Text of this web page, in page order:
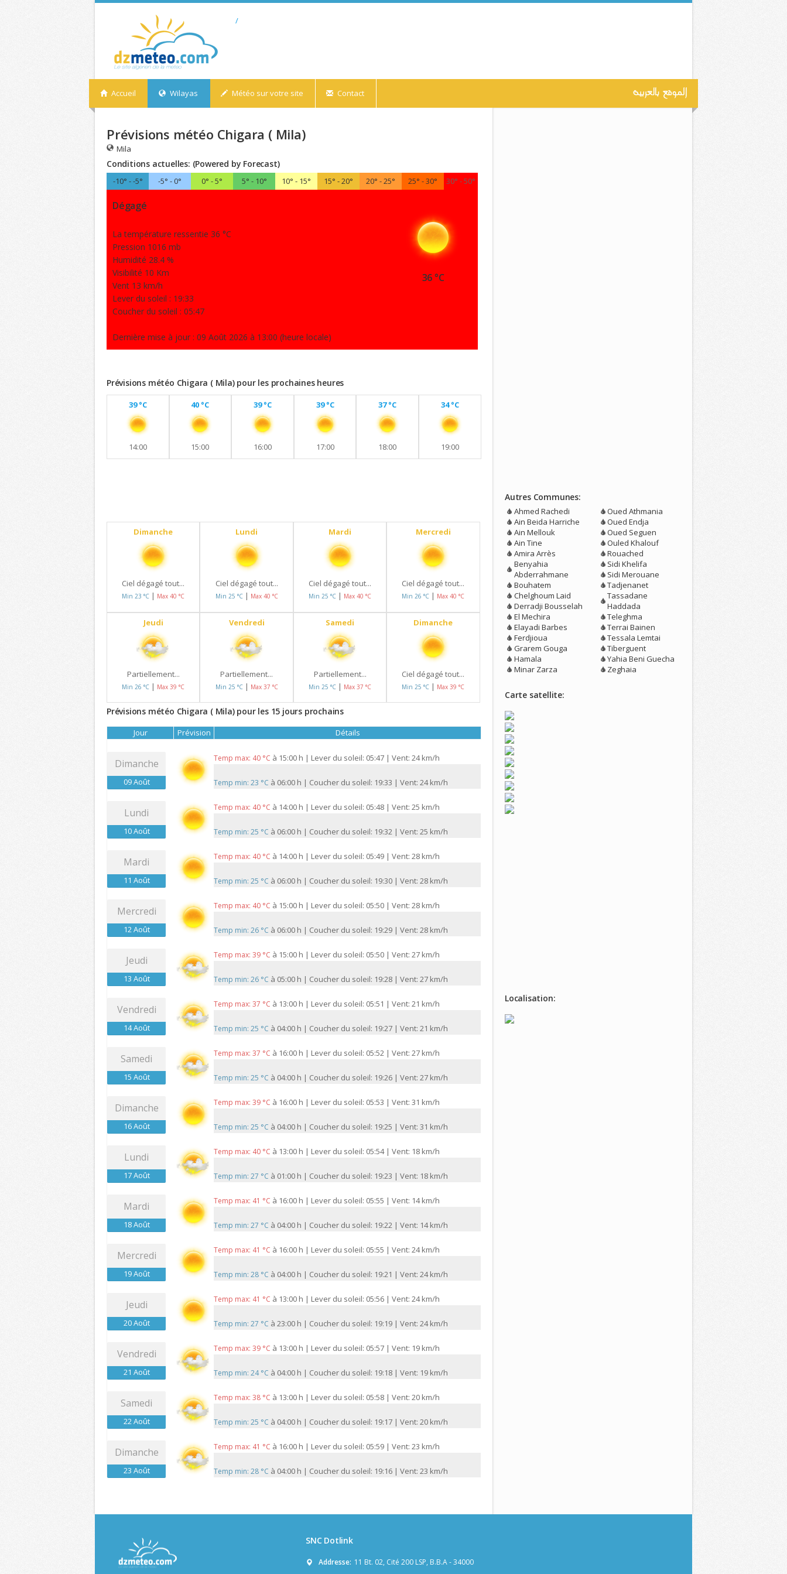
/
Accueil Wilayas Météo sur votre site Contact
Prévisions météo Chigara ( Mila)
Mila
Conditions actuelles: (Powered by Forecast)
-10° - -5° -5° - 0° 0° - 5° 5° - 10° 10° - 15° 15° - 20° 20° - 25° 25° - 30° 30° - 50°
Dégagé
La température ressentie 36 °C
Pression 1016 mb
Humidité 28.4 %
Visibilité 10 Km
Vent 13 km/h
Lever du soleil : 19:33
Coucher du soleil : 05:47
Dernière mise à jour : 09 Août 2026 à 13:00 (heure locale)
36 °C
Prévisions météo Chigara ( Mila) pour les prochaines heures
39 °C
14:00
40 °C
15:00
39 °C
16:00
39 °C
17:00
37 °C
18:00
34 °C
19:00
Dimanche
Ciel dégagé tout...
Min 23 °C | Max 40 °C
Lundi
Ciel dégagé tout...
Min 25 °C | Max 40 °C
Mardi
Ciel dégagé tout...
Min 25 °C | Max 40 °C
Mercredi
Ciel dégagé tout...
Min 26 °C | Max 40 °C
Jeudi
Partiellement...
Min 26 °C | Max 39 °C
Vendredi
Partiellement...
Min 25 °C | Max 37 °C
Samedi
Partiellement...
Min 25 °C | Max 37 °C
Dimanche
Ciel dégagé tout...
Min 25 °C | Max 39 °C
Prévisions météo Chigara ( Mila) pour les 15 jours prochains
Jour Prévision Détails
Dimanche
09 Août
Temp max: 40 °C à 15:00 h | Lever du soleil: 05:47 | Vent: 24 km/h
Temp min: 23 °C à 06:00 h | Coucher du soleil: 19:33 | Vent: 24 km/h
Lundi
10 Août
Temp max: 40 °C à 14:00 h | Lever du soleil: 05:48 | Vent: 25 km/h
Temp min: 25 °C à 06:00 h | Coucher du soleil: 19:32 | Vent: 25 km/h
Mardi
11 Août
Temp max: 40 °C à 14:00 h | Lever du soleil: 05:49 | Vent: 28 km/h
Temp min: 25 °C à 06:00 h | Coucher du soleil: 19:30 | Vent: 28 km/h
Mercredi
12 Août
Temp max: 40 °C à 15:00 h | Lever du soleil: 05:50 | Vent: 28 km/h
Temp min: 26 °C à 06:00 h | Coucher du soleil: 19:29 | Vent: 28 km/h
Jeudi
13 Août
Temp max: 39 °C à 15:00 h | Lever du soleil: 05:50 | Vent: 27 km/h
Temp min: 26 °C à 05:00 h | Coucher du soleil: 19:28 | Vent: 27 km/h
Vendredi
14 Août
Temp max: 37 °C à 13:00 h | Lever du soleil: 05:51 | Vent: 21 km/h
Temp min: 25 °C à 04:00 h | Coucher du soleil: 19:27 | Vent: 21 km/h
Samedi
15 Août
Temp max: 37 °C à 16:00 h | Lever du soleil: 05:52 | Vent: 27 km/h
Temp min: 25 °C à 04:00 h | Coucher du soleil: 19:26 | Vent: 27 km/h
Dimanche
16 Août
Temp max: 39 °C à 16:00 h | Lever du soleil: 05:53 | Vent: 31 km/h
Temp min: 25 °C à 04:00 h | Coucher du soleil: 19:25 | Vent: 31 km/h
Lundi
17 Août
Temp max: 40 °C à 13:00 h | Lever du soleil: 05:54 | Vent: 18 km/h
Temp min: 27 °C à 01:00 h | Coucher du soleil: 19:23 | Vent: 18 km/h
Mardi
18 Août
Temp max: 41 °C à 16:00 h | Lever du soleil: 05:55 | Vent: 14 km/h
Temp min: 27 °C à 04:00 h | Coucher du soleil: 19:22 | Vent: 14 km/h
Mercredi
19 Août
Temp max: 41 °C à 16:00 h | Lever du soleil: 05:55 | Vent: 24 km/h
Temp min: 28 °C à 04:00 h | Coucher du soleil: 19:21 | Vent: 24 km/h
Jeudi
20 Août
Temp max: 41 °C à 13:00 h | Lever du soleil: 05:56 | Vent: 24 km/h
Temp min: 27 °C à 23:00 h | Coucher du soleil: 19:19 | Vent: 24 km/h
Vendredi
21 Août
Temp max: 39 °C à 13:00 h | Lever du soleil: 05:57 | Vent: 19 km/h
Temp min: 24 °C à 04:00 h | Coucher du soleil: 19:18 | Vent: 19 km/h
Samedi
22 Août
Temp max: 38 °C à 13:00 h | Lever du soleil: 05:58 | Vent: 20 km/h
Temp min: 25 °C à 04:00 h | Coucher du soleil: 19:17 | Vent: 20 km/h
Dimanche
23 Août
Temp max: 41 °C à 16:00 h | Lever du soleil: 05:59 | Vent: 23 km/h
Temp min: 28 °C à 04:00 h | Coucher du soleil: 19:16 | Vent: 23 km/h
Autres Communes:
Ahmed Rachedi
Ain Beida Harriche
Ain Mellouk
Ain Tine
Amira Arrès
Benyahia
Abderrahmane
Bouhatem
Chelghoum Laid
Derradji Bousselah
El Mechira
Elayadi Barbes
Ferdjioua
Grarem Gouga
Hamala
Minar Zarza
Oued Athmania
Oued Endja
Oued Seguen
Ouled Khalouf
Rouached
Sidi Khelifa
Sidi Merouane
Tadjenanet
Tassadane
Haddada
Teleghma
Terrai Bainen
Tessala Lemtai
Tiberguent
Yahia Beni Guecha
Zeghaia
Carte satellite:
Localisation:
SNC Dotlink
Addresse: 11 Bt. 02, Cité 200 LSP, B.B.A - 34000